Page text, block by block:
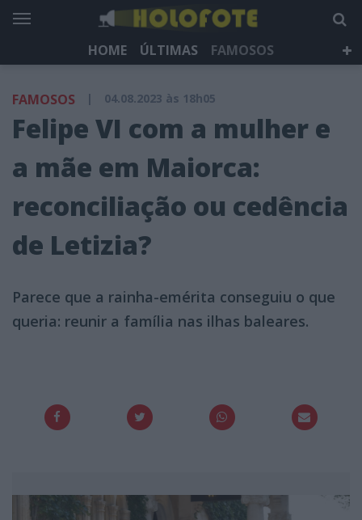
HOME ÚLTIMAS
FAMOSOS
HOLOFOTE TV
NEWSLETTER
FAMOSOS | 04.08.2023 às 18h05
Felipe VI com a mulher e
a mãe em Maiorca:
reconciliação ou cedência
de Letizia?
Parece que a rainha-emérita conseguiu o que
queria: reunir a família nas ilhas baleares.